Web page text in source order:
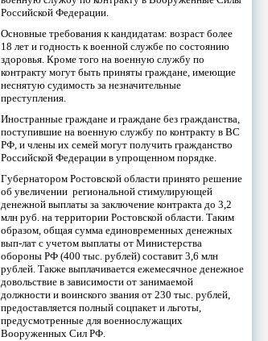
Российской Федерации.
Основные требования к кандидатам: возраст более
18 лет и годность к военной службе по состоянию
здоровья. Кроме того на военную службу по
контракту могут быть приняты граждане, имеющие
неснятую судимость за незначительные
преступления.
Иностранные граждане и граждане без гражданства,
поступившие на военную службу по контракту в ВС
РФ, и члены их семей могут получить гражданство
Российской Федерации в упрощенном порядке.
Губернатором Ростовской области принято решение
об увеличении региональной стимулирующей
денежной выплаты за заключение контракта до 3,2
млн руб. на территории Ростовской области. Таким
образом, общая сумма единовременных денежных
вып-лат с учетом выплаты от Министерства
обороны РФ (400 тыс. рублей) составит 3,6 млн
рублей. Также выплачивается ежемесячное денежное
довольствие в зависимости от занимаемой
должности и воинского звания от 230 тыс. рублей,
предоставляется полный соцпакет и льготы,
предусмотренные для военнослужащих
Вооруженных Сил РФ.